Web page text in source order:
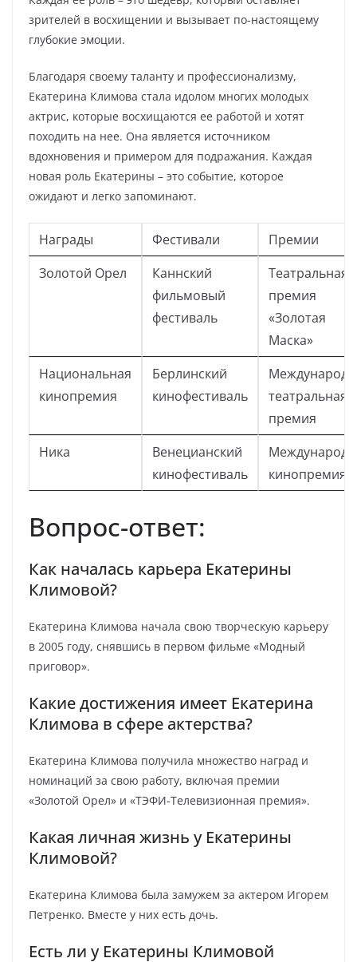
зрителей в восхищении и вызывает по-настоящему
глубокие эмоции.
Благодаря своему таланту и профессионализму,
Екатерина Климова стала идолом многих молодых
актрис, которые восхищаются ее работой и хотят
походить на нее. Она является источником
вдохновения и примером для подражания. Каждая
новая роль Екатерины – это событие, которое
ожидают и легко запоминают.
Награды Фестивали
Премии
Золотой Орел
Каннский
фильмовый
фестиваль
Театральная
премия
«Золотая
Маска»
Национальная
кинопремия
Берлинский
кинофестиваль
театральная
премия
Ника
Венецианский
кинофестиваль
кинопремия
Вопрос-ответ:
Как началась карьера Екатерины
Климовой?
Екатерина Климова начала свою творческую карьеру
в 2005 году, снявшись в первом фильме «Модный
приговор».
Какие достижения имеет Екатерина
Климова в сфере актерства?
Екатерина Климова получила множество наград и
номинаций за свою работу, включая премии
«Золотой Орел» и «ТЭФИ-Телевизионная премия».
Какая личная жизнь у Екатерины
Климовой?
Екатерина Климова была замужем за актером Игорем
Петренко. Вместе у них есть дочь.
Есть ли у Екатерины Климовой